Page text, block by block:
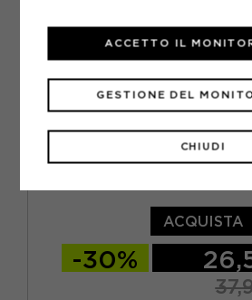
NIKE
ACQUISTA
-30%
CHIUDI
GESTIONE DEL
ACCETTO IL